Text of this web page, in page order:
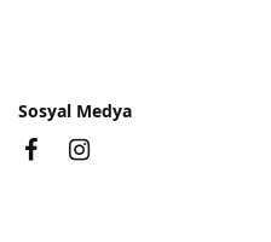
Sosyal Medya